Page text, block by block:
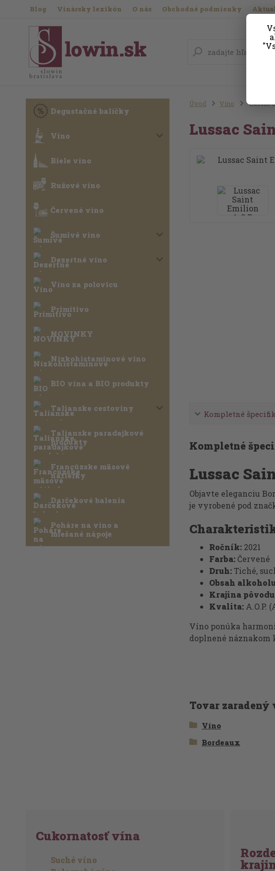
Blog Vinársky lexikón O nás Obchodné podmienky
Degustačné balíčky
Víno
Biele víno
Ružové víno
Červené víno
Šumivé víno
Dezertné víno
Víno za polovicu
Primitivo
NOVINKY
Nízkohistamínové víno
BIO vína a BIO produkty
Talianske cestoviny
Talianske paradajkové
produkty
Francúzske mäsové
nátierky
Darčekové balenia
Poháre na víno a
miešané nápoje
Úvod Víno Lussac
Lussac
Kompletné
Kompletné
Lussac
Objavte eleganciu
je vyrobené pod
Ročník:2021
Farba:Červené
Druh:Tiché,
Obsah
Krajina
Kvalita:A.O.P.
Víno ponúka
doplnené náznakom
Tovar zaradený
Víno
Bordeaux
Cukornatosť vína
Suché víno